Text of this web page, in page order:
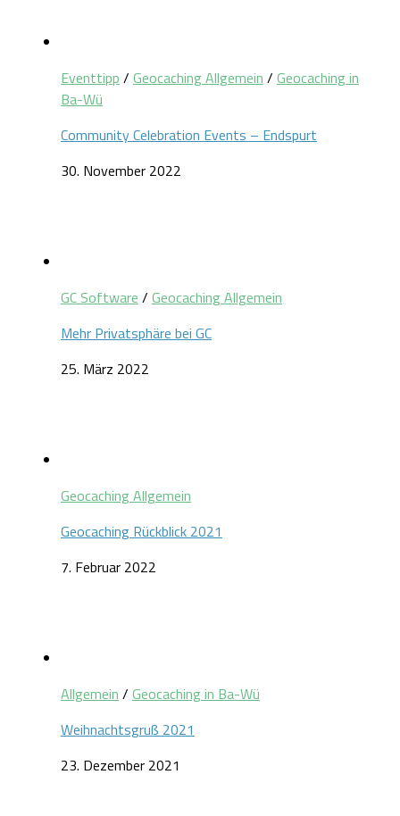
Eventtipp / Geocaching Allgemein / Geocaching in
Ba-Wü
Community Celebration Events – Endspurt
30. November 2022
GC Software / Geocaching Allgemein
Mehr Privatsphäre bei GC
25. März 2022
Geocaching Allgemein
Geocaching Rückblick 2021
7. Februar 2022
Allgemein / Geocaching in Ba-Wü
Weihnachtsgruß 2021
23. Dezember 2021